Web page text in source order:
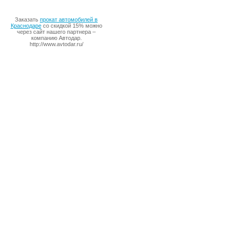
Заказать прокат автомобилей в
Краснодаресо скидкой 15% можно
через сайт нашего партнера –
компанию Автодар.
http://www.avtodar.ru/